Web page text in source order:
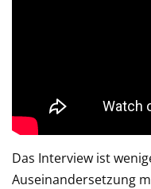
Das Interview ist
Auseinandersetzung